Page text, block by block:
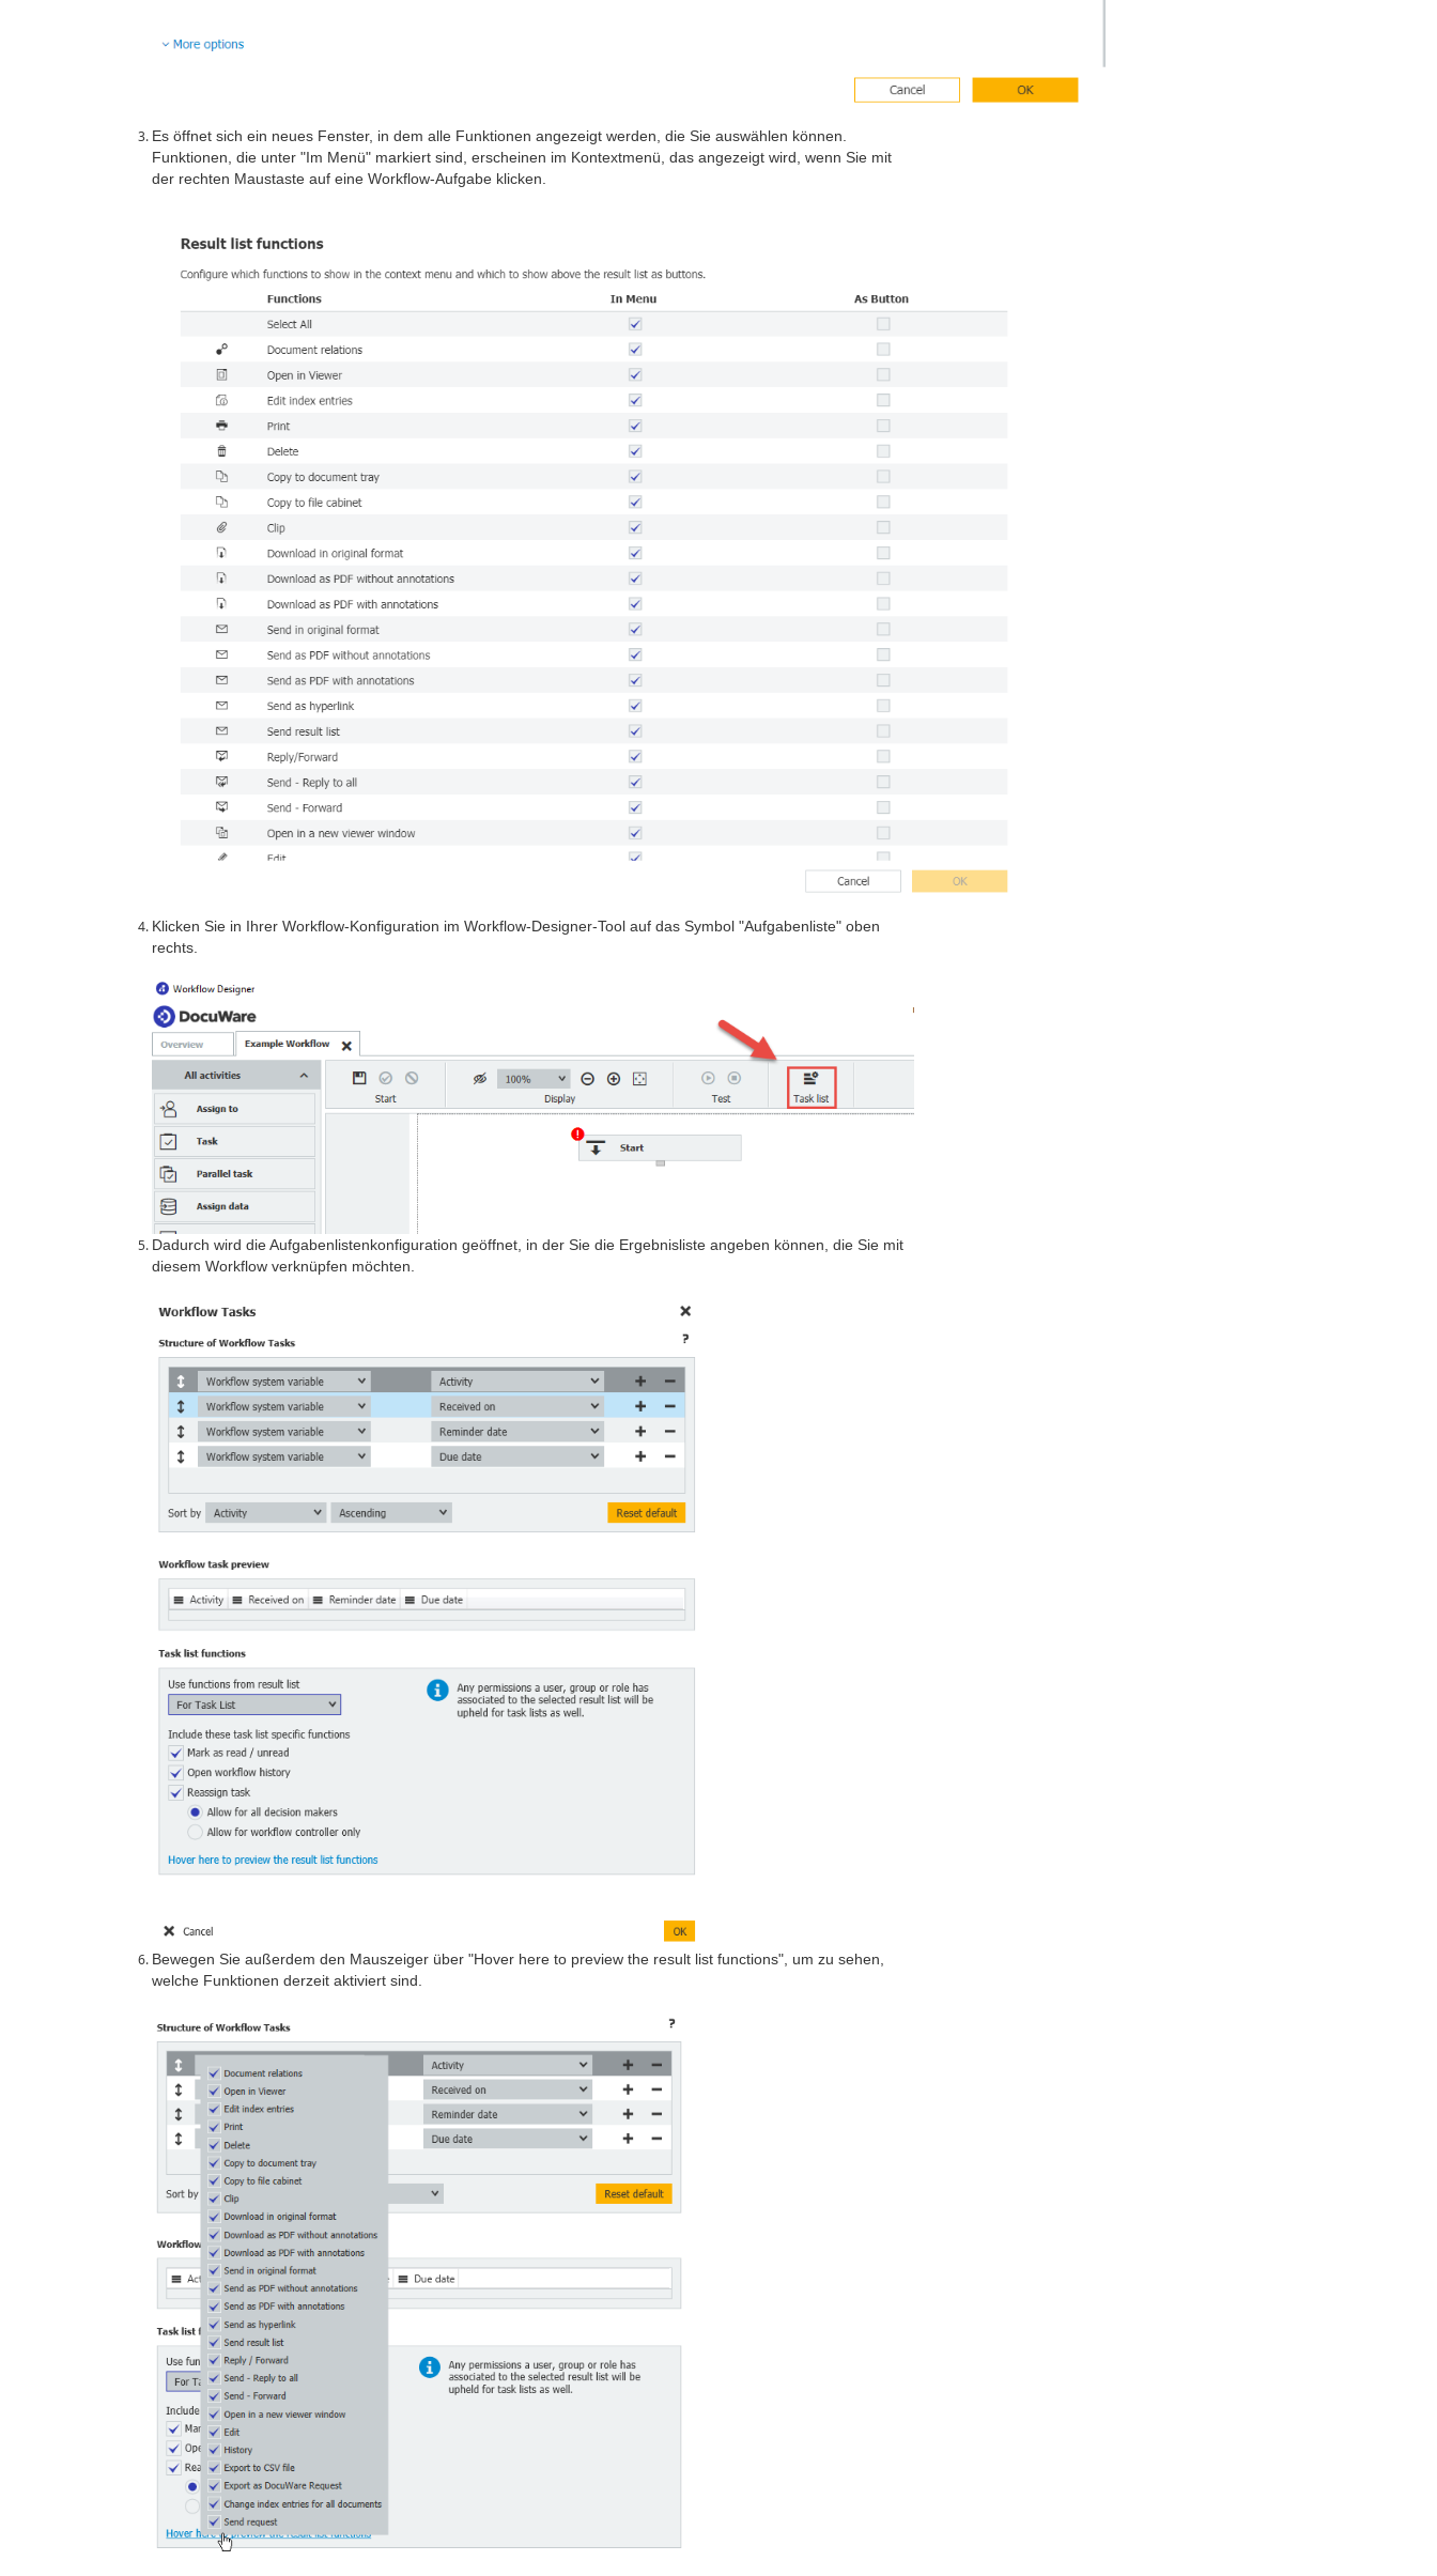
Es öffnet sich ein neues Fenster, in dem alle Funktionen angezeigt werden, die Sie auswählen können.
Funktionen, die unter "Im Menü" markiert sind, erscheinen im Kontextmenü, das angezeigt wird, wenn Sie mit
der rechten Maustaste auf eine Workflow-Aufgabe klicken.
Klicken Sie in Ihrer Workflow-Konfiguration im Workflow-Designer-Tool auf das Symbol "Aufgabenliste" oben
rechts.
Dadurch wird die Aufgabenlistenkonfiguration geöffnet, in der Sie die Ergebnisliste angeben können, die Sie mit
diesem Workflow verknüpfen möchten.
Bewegen Sie außerdem den Mauszeiger über "Hover here to preview the result list functions", um zu sehen,
welche Funktionen derzeit aktiviert sind.